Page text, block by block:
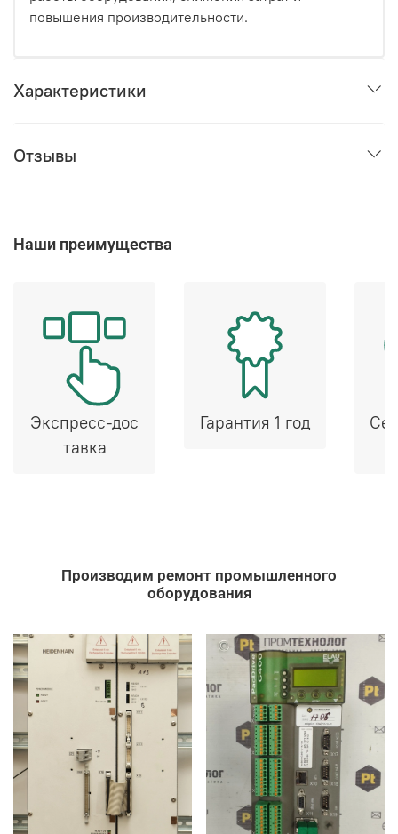
повышения производительности.
Характеристики
Отзывы
Наши преимущества
Экспресс-дос
тавка
Гарантия 1 год
Производим ремонт промышленного
оборудования